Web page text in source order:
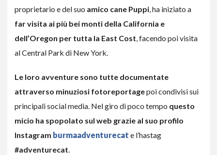
proprietario e del suo amico cane Puppi, ha iniziato a
far visita ai più bei monti della California e
dell’Oregon per tutta la East Cost, facendo poi visita
al Central Park di New York.
Le loro avventure sono tutte documentate
attraverso minuziosi fotoreportagepoi condivisi sui
principali social media. Nel giro di poco tempo questo
micio ha spopolato sul web grazie al suo profilo
Instagram burmaadventurecat e l’hastag
#adventurecat.